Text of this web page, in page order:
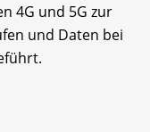
4G und 5G zur
und Daten bei